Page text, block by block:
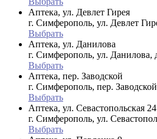
Аптека, ул. Девлет Гирея
г. Симферополь, ул. Девлет
Выбрать
Аптека, ул. Данилова
г. Симферополь, ул. Данилова,
Выбрать
Аптека, пер. Заводской
г. Симферополь, пер.
Выбрать
Аптека, ул. Севастопольская 24
г. Симферополь, ул.
Выбрать